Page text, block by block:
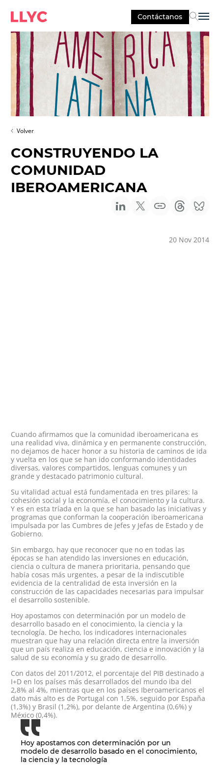
Contáctanos
Volver
CONSTRUYENDO LA
COMUNIDAD
IBEROAMERICANA
20 Nov 2014
Cuando afirmamos que la comunidad iberoamericana es
una realidad viva, dinámica y en permanente construcción,
no dejamos de hacer honor a su historia de caminos de ida
y vuelta en los que se han ido conformando identidades
diversas, valores compartidos, lenguas comunes y un
grande y destacado patrimonio cultural.
Su vitalidad actual está fundamentada en tres pilares: la
cohesión social y la economía, el conocimiento y la cultura.
Y es en esta tríada en la que se han basado las iniciativas y
programas que conforman la cooperación iberoamericana
impulsada por las Cumbres de Jefes y Jefas de Estado y de
Gobierno.
Sin embargo, hay que reconocer que no en todas las
épocas se han atendido las inversiones en educación,
ciencia o cultura de manera prioritaria, pensando que
había cosas más urgentes, a pesar de la indiscutible
evidencia de la centralidad de esta inversión en la
construcción de las capacidades necesarias para impulsar
el desarrollo sostenible.
Hoy apostamos con determinación por un modelo de
desarrollo basado en el conocimiento, la ciencia y la
tecnología. De hecho, los indicadores internacionales
muestran que hay una relación directa entre la inversión
que un país realiza en educación, ciencia e innovación y la
salud de su economía y su grado de desarrollo.
Con datos del 2011/2012, el porcentaje del PIB destinado a
I+D en los países más desarrollados del mundo iba del
2,8% al 4%, mientras que en los países Iberoamericanos el
dato más alto es de Portugal con 1,5%, seguido por España
(1,3%) y Brasil (1,2%), por delante de Argentina (0,6%) y
México (0,4%).
Hoy apostamos con determinación por un
modelo de desarrollo basado en el conocimiento,
la ciencia y la tecnología